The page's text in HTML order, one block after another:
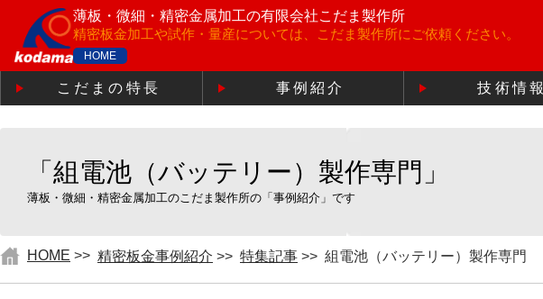
薄板・微細・精密金属加工の有限会社こだま製作所
精密板金加工や試作・量産については、こだま製作所にご依頼ください。
HOME
こだまの特長 事例紹介 技術情報
「組電池（バッテリー）製作専門」
薄板・微細・精密金属加工のこだま製作所の「事例紹介」です
HOME >> 精密板金事例紹介 >> 特集記事 >> 組電池（バッテリー）製作専門